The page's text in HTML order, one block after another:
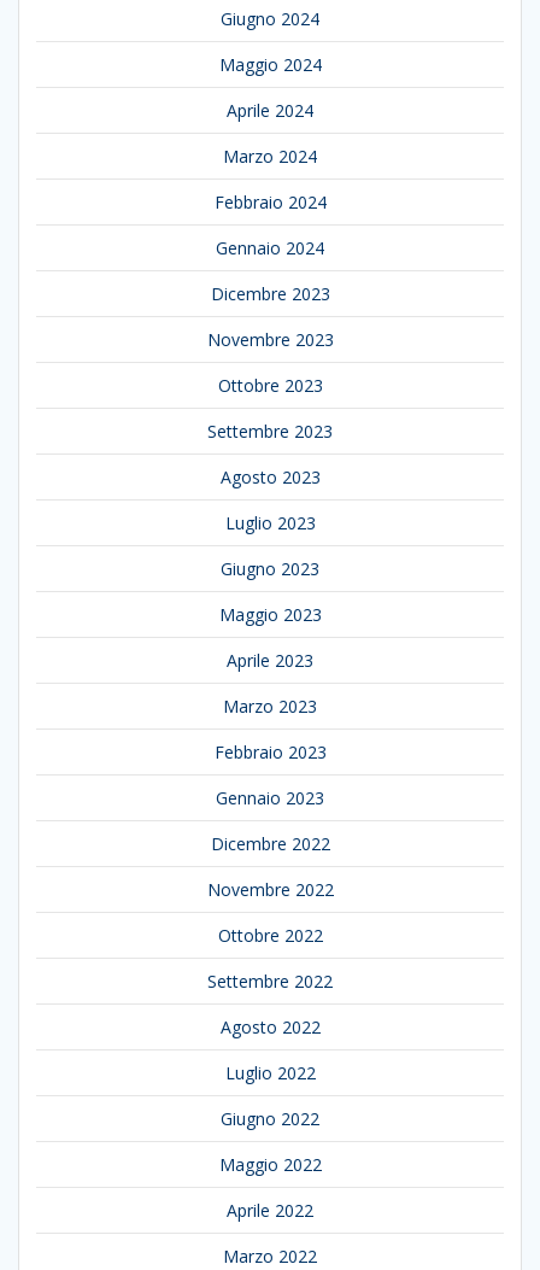
Giugno 2024
Maggio 2024
Aprile 2024
Marzo 2024
Febbraio 2024
Gennaio 2024
Dicembre 2023
Novembre 2023
Ottobre 2023
Settembre 2023
Agosto 2023
Luglio 2023
Giugno 2023
Maggio 2023
Aprile 2023
Marzo 2023
Febbraio 2023
Gennaio 2023
Dicembre 2022
Novembre 2022
Ottobre 2022
Settembre 2022
Agosto 2022
Luglio 2022
Giugno 2022
Maggio 2022
Aprile 2022
Marzo 2022